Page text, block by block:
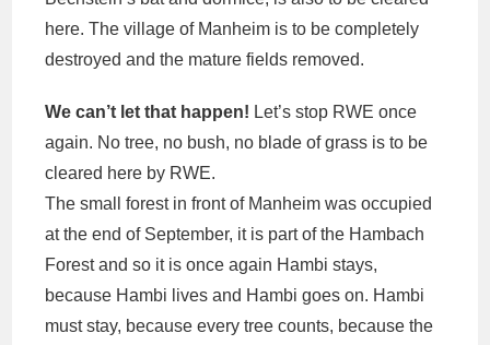
here. The village of Manheim is to be completely
destroyed and the mature fields removed.
We can’t let that happen! Let’s stop RWE once
again. No tree, no bush, no blade of grass is to be
cleared here by RWE.
The small forest in front of Manheim was occupied
at the end of September, it is part of the Hambach
Forest and so it is once again Hambi stays,
because Hambi lives and Hambi goes on. Hambi
must stay, because every tree counts, because the